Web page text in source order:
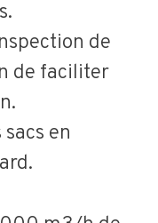
de
de faciliter
en